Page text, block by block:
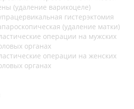
(удаление варикоцеле)
гистерэктомия
(удаление матки)
операции на мужских
органах
операции на женских
органах